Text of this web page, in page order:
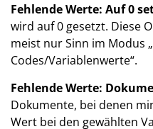
Fehlende Werte: Auf 0
wird auf 0 gesetzt. Diese
meist nur Sinn im Modus
Codes/Variablenwerte“.
Fehlende Werte:
Dokumente, bei denen
Wert bei den gewählten